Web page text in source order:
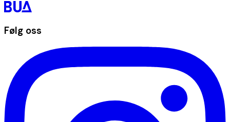
Følg oss